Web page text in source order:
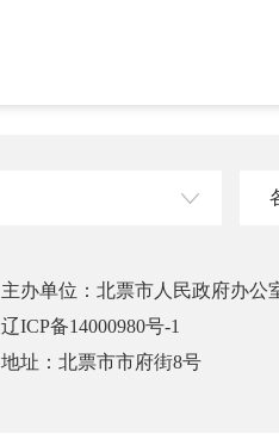
主办单位：北票市人民政府办公
辽ICP备14000980号-1
地址：北票市市府街8号